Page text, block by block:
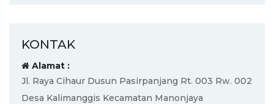
KONTAK
Alamat :
Jl. Raya Cihaur Dusun Pasirpanjang Rt. 003 Rw. 002
Desa Kalimanggis Kecamatan Manonjaya